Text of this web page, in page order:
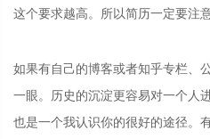
这个要求越高。所以简历一定要注意
如果有自己的博客或者知乎专栏、
一眼。历史的沉淀更容易对一个人
也是一个我认识你的很好的途径。